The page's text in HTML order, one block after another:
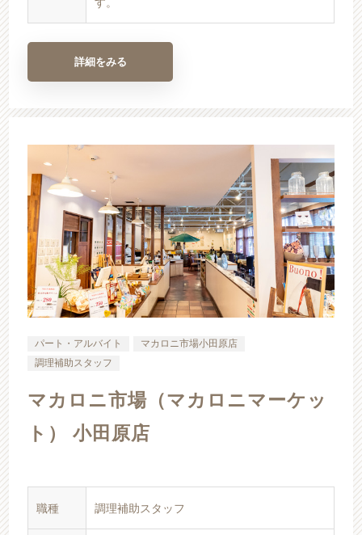
詳細をみる
パート・アルバイト
マカロニ市場小田原店
調理補助スタッフ
マカロニ市場（マカロニマーケッ
ト） 小田原店
職種 調理補助スタッフ